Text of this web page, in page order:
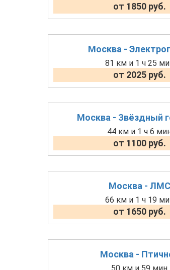
от 1850 руб.
Москва -
81 км и 1 ч 25
от 2025 руб.
Москва - Звёздный
44 км и 1 ч 6
от 1100 руб.
Москва - ЛМС
66 км и 1 ч 19
от 1650 руб.
Москва -